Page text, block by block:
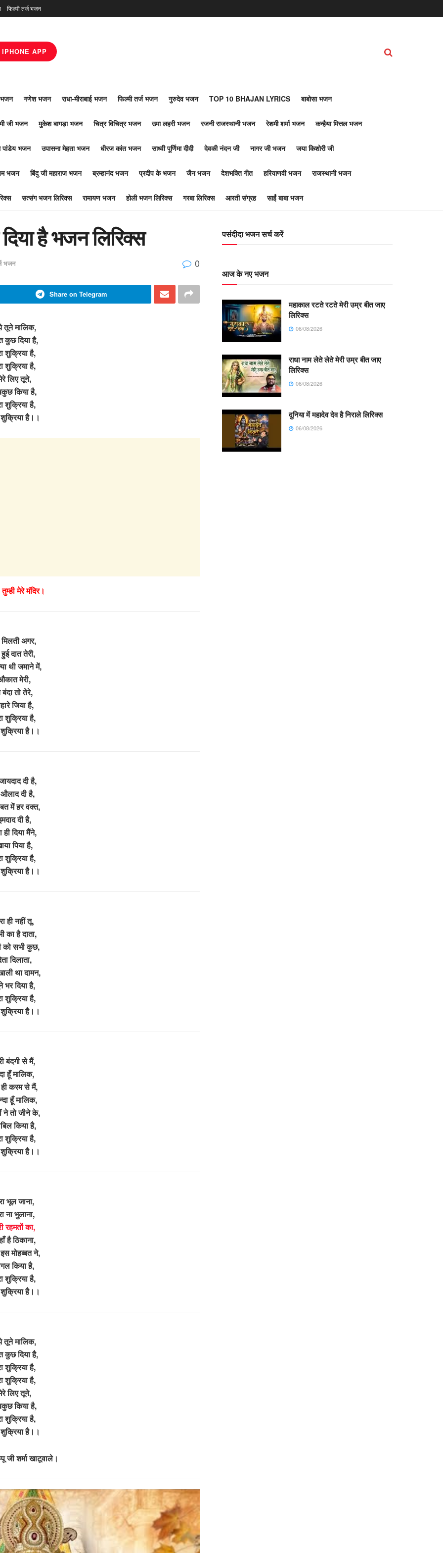
फिल्मी तर्ज भजन
IPHONE APP
भजन गणेश भजन राधा-मीराबाई भजन फिल्मी तर्ज भजन गुरुदेव भजन TOP 10 BHAJAN LYRICS बाबोसा भजन
जी भजन मुकेश बागड़ा भजन चित्र विचित्र भजन उमा लहरी भजन रजनी राजस्थानी भजन रेशमी शर्मा भजन कन्हैया मित्तल भजन
पांडेय भजन उपासना मेहता भजन धीरज कांत भजन साध्वी पूर्णिमा दीदी देवकी नंदन जी नागर जी भजन जया किशोरी जी
भजन बिंदु जी महाराज भजन ब्रम्हानंद भजन प्रदीप के भजन जैन भजन देशभक्ति गीत हरियाणवी भजन राजस्थानी भजन
सत्संग भजन लिरिक्स रामायण भजन होली भजन लिरिक्स गरबा लिरिक्स आरती संग्रह साईं बाबा भजन
है भजन लिरिक्स
भजन 0
Share on Telegram
तूने मालिक,
कुछ दिया है,
शुक्रिया है,
शुक्रिया है,
लिए तूने,
किया है,
शुक्रिया है,
है।।
मेरे मंदिर।
मिलती अगर,
हुई दात तेरी,
थी जमाने में,
मेरी,
तो तेरे,
जिया है,
शुक्रिया है,
है।।
दी है,
दी है,
में हर वक्त,
दी है,
ही दिया मैंने,
पिया है,
शुक्रिया है,
है।।
ही नहीं तू,
का है दाता,
को सभी कुछ,
दिलाता,
था दामन,
भर दिया है,
शुक्रिया है,
है।।
बंदगी से मैं,
हूँ मालिक,
करम से मैं,
हूँ मालिक,
ने तो जीने के,
किया है,
शुक्रिया है,
है।।
भूल जाना,
ना भुलाना,
रहमतों का,
है ठिकाना,
मोहब्बत ने,
किया है,
शुक्रिया है,
है।।
तूने मालिक,
कुछ दिया है,
शुक्रिया है,
शुक्रिया है,
लिए तूने,
किया है,
शुक्रिया है,
है।।
जी शर्मा खाटूवाले।
पसंदीदा भजन सर्च करें
आज के नए भजन
महाकाल रटते रटते मेरी उम्र बीत जाए
लिरिक्स
06/08/2026
राधा नाम लेते लेते मेरी उम्र बीत जाए
लिरिक्स
06/08/2026
दुनिया में महादेव देव है निराले लिरिक्स
06/08/2026